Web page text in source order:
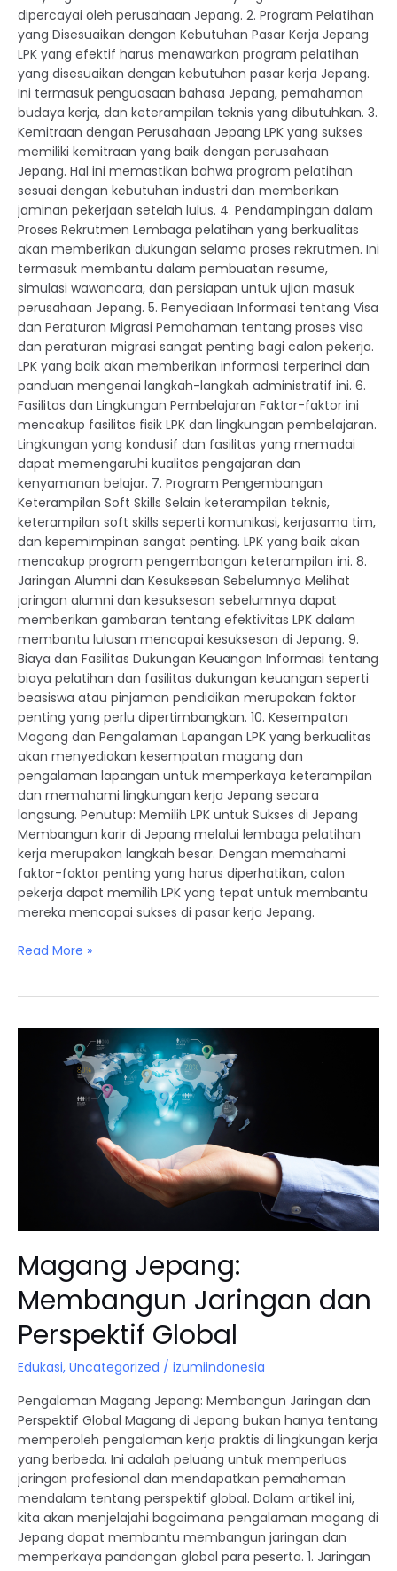
dipercayai oleh perusahaan Jepang. 2. Program Pelatihan
yang Disesuaikan dengan Kebutuhan Pasar Kerja Jepang
LPK yang efektif harus menawarkan program pelatihan
yang disesuaikan dengan kebutuhan pasar kerja Jepang.
Ini termasuk penguasaan bahasa Jepang, pemahaman
budaya kerja, dan keterampilan teknis yang dibutuhkan. 3.
Kemitraan dengan Perusahaan Jepang LPK yang sukses
memiliki kemitraan yang baik dengan perusahaan
Jepang. Hal ini memastikan bahwa program pelatihan
sesuai dengan kebutuhan industri dan memberikan
jaminan pekerjaan setelah lulus. 4. Pendampingan dalam
Proses Rekrutmen Lembaga pelatihan yang berkualitas
akan memberikan dukungan selama proses rekrutmen. Ini
termasuk membantu dalam pembuatan resume,
simulasi wawancara, dan persiapan untuk ujian masuk
perusahaan Jepang. 5. Penyediaan Informasi tentang Visa
dan Peraturan Migrasi Pemahaman tentang proses visa
dan peraturan migrasi sangat penting bagi calon pekerja.
LPK yang baik akan memberikan informasi terperinci dan
panduan mengenai langkah-langkah administratif ini. 6.
Fasilitas dan Lingkungan Pembelajaran Faktor-faktor ini
mencakup fasilitas fisik LPK dan lingkungan pembelajaran.
Lingkungan yang kondusif dan fasilitas yang memadai
dapat memengaruhi kualitas pengajaran dan
kenyamanan belajar. 7. Program Pengembangan
Keterampilan Soft Skills Selain keterampilan teknis,
keterampilan soft skills seperti komunikasi, kerjasama tim,
dan kepemimpinan sangat penting. LPK yang baik akan
mencakup program pengembangan keterampilan ini. 8.
Jaringan Alumni dan Kesuksesan Sebelumnya Melihat
jaringan alumni dan kesuksesan sebelumnya dapat
memberikan gambaran tentang efektivitas LPK dalam
membantu lulusan mencapai kesuksesan di Jepang. 9.
Biaya dan Fasilitas Dukungan Keuangan Informasi tentang
biaya pelatihan dan fasilitas dukungan keuangan seperti
beasiswa atau pinjaman pendidikan merupakan faktor
penting yang perlu dipertimbangkan. 10. Kesempatan
Magang dan Pengalaman Lapangan LPK yang berkualitas
akan menyediakan kesempatan magang dan
pengalaman lapangan untuk memperkaya keterampilan
dan memahami lingkungan kerja Jepang secara
langsung. Penutup: Memilih LPK untuk Sukses di Jepang
Membangun karir di Jepang melalui lembaga pelatihan
kerja merupakan langkah besar. Dengan memahami
faktor-faktor penting yang harus diperhatikan, calon
pekerja dapat memilih LPK yang tepat untuk membantu
mereka mencapai sukses di pasar kerja Jepang.
Read More »
Magang Jepang:
Membangun Jaringan dan
Perspektif Global
Edukasi, Uncategorized / izumiindonesia
Pengalaman Magang Jepang: Membangun Jaringan dan
Perspektif Global Magang di Jepang bukan hanya tentang
memperoleh pengalaman kerja praktis di lingkungan kerja
yang berbeda. Ini adalah peluang untuk memperluas
jaringan profesional dan mendapatkan pemahaman
mendalam tentang perspektif global. Dalam artikel ini,
kita akan menjelajahi bagaimana pengalaman magang di
Jepang dapat membantu membangun jaringan dan
memperkaya pandangan global para peserta. 1. Jaringan
Membangun